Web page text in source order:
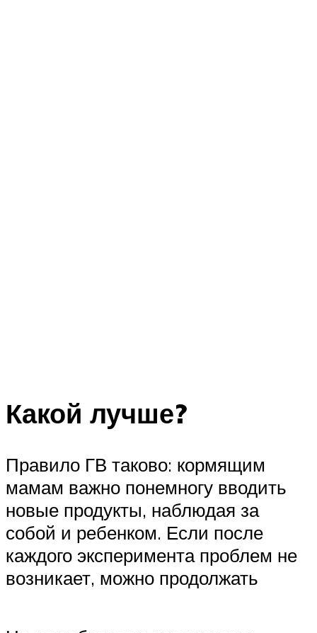
Какой лучше?
Правило ГВ таково: кормящим
мамам важно понемногу вводить
новые продукты, наблюдая за
собой и ребенком. Если после
каждого эксперимента проблем не
возникает, можно продолжать